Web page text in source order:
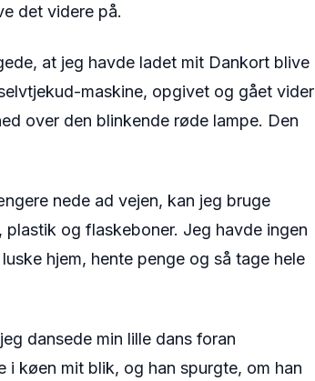
det videre på.
at jeg havde ladet mit Dankort blive
maskine, opgivet og gået
over den blinkende røde lampe. Den
nede ad vejen, kan jeg bruge
og flaskeboner. Jeg havde ingen
hjem, hente penge og så tage hele
dansede min lille dans foran
køen mit blik, og han spurgte, om han